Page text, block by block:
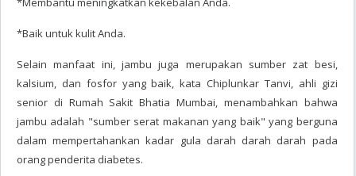
*Baik untuk kulit Anda.
Selain manfaat ini, jambu juga merupakan sumber zat besi,
kalsium, dan fosfor yang baik, kata Chiplunkar Tanvi, ahli gizi
senior di Rumah Sakit Bhatia Mumbai, menambahkan bahwa
jambu adalah "sumber serat makanan yang baik" yang berguna
dalam mempertahankan kadar gula darah darah darah pada
orang penderita diabetes.